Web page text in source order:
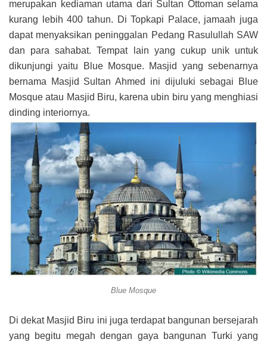
merupakan kediaman utama dari Sultan Ottoman selama
kurang lebih 400 tahun. Di Topkapi Palace, jamaah juga
dapat menyaksikan peninggalan Pedang Rasulullah SAW
dan para sahabat. Tempat lain yang cukup unik untuk
dikunjungi yaitu Blue Mosque. Masjid yang sebenarnya
bernama Masjid Sultan Ahmed ini dijuluki sebagai Blue
Mosque atau Masjid Biru, karena ubin biru yang menghiasi
dinding interiornya.
Blue Mosque
Di dekat Masjid Biru ini juga terdapat bangunan bersejarah
yang begitu megah dengan gaya bangunan Turki yang